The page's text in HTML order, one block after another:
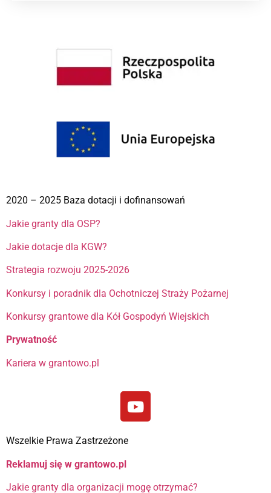
2020 – 2025 Baza dotacji i dofinansowań
Jakie granty dla OSP?
Jakie dotacje dla KGW?
Strategia rozwoju 2025-2026
Konkursy i poradnik dla Ochotniczej Straży Pożarnej
Konkursy grantowe dla Kół Gospodyń Wiejskich
Prywatność
Kariera w grantowo.pl
Wszelkie Prawa Zastrzeżone
Reklamuj się w grantowo.pl
Jakie granty dla organizacji mogę otrzymać?